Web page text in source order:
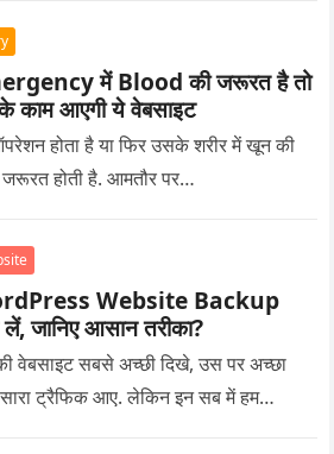
में Blood की जरूरत है तो
काम आएगी ये वेबसाइट
होता है या फिर उसके शरीर में खून की
होती है. आमतौर पर…
Website Backup
जानिए आसान तरीका?
वेबसाइट सबसे अच्छी दिखे, उस पर अच्छा
ट्रैफिक आए. लेकिन इन सब में हम…